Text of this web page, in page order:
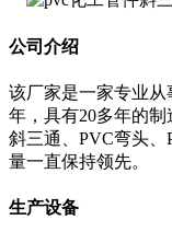
公司介绍
该厂家是一家专业从
年，具有20多年的
斜三通、PVC弯头
量一直保持领先。
生产设备